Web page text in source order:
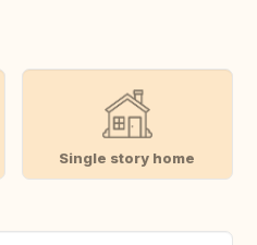
Single story home